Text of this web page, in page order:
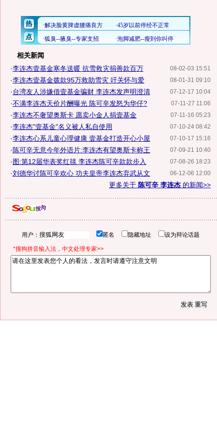
相关新闻
08-02-03 15:51
·李连杰壹基金寒冬送暖 抗雪救灾捐善款百万
08-01-31 09:10
·李连杰壹基金拨款95万救助雪灾 吁关怀与爱
07-12-17 10:04
·台湾友人涉嫌借壹基金骗财 李连杰发声明澄清
07-11-27 11:06
·不满李连杰天价片酬曝光 陈可辛发怒为华仔?
07-11-16 05:23
·李连杰不奢望奥斯卡 愿卖小金人捐壹基金
07-10-24 08:42
·李连杰"壹基金"名义被人私自使用
07-10-17 15:16
·李连杰心系儿童心理健康 壹基金打造开心小屋
07-09-21 10:40
· 陈可辛无意今年外语片:李连杰有望奥斯卡称王
07-08-26 18:23
·图:第12届华表奖红毯 李连杰陈可辛款款步入
06-12-06 12:00
·刘德华讨陈可辛欢心 功夫皇帝李连杰弃武从文
更多关于 陈可辛 李连杰 的新闻>>
用户： 匿名 隐藏地址 设为辩论话题
*搜狗拼音输入法，中文处理专家>>